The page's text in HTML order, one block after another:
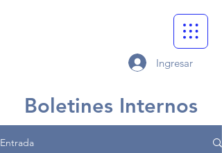
Ingresar
Boletines Internos
Entrada